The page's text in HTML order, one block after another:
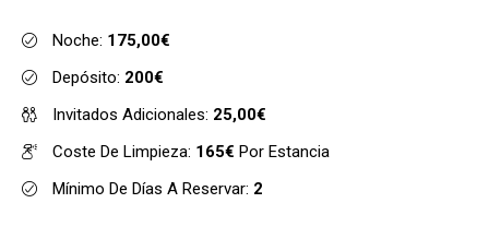
Noche: 175,00€
Depósito: 200€
Invitados Adicionales: 25,00€
Coste De Limpieza: 165€ Por Estancia
Mínimo De Días A Reservar: 2